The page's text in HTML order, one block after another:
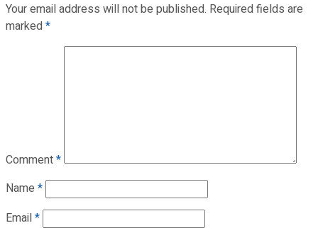
Your email address will not be published. Required fields are
marked*
Comment*
Name *
Email*